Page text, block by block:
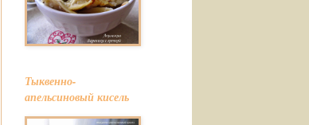
Тыквенно-
апельсиновый кисель